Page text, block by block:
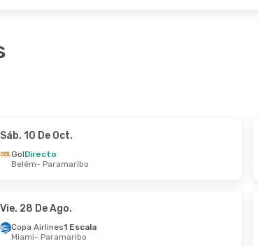
- Mar. 1 De Sep.
Sáb. 10 De Oct.
GolDirecto
Belém- Paramaribo
Vie. 28 De Ago.
Copa Airlines1 Escala
Miami- Paramaribo